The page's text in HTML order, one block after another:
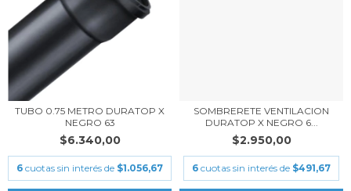
TUBO 0.75 METRO DURATOP X
NEGRO 63
$6.340,00
6 cuotas sin interés de $1.056,67
SOMBRERETE VENTILACION
DURATOP X NEGRO 6...
$2.950,00
6 cuotas sin interés de $491,67